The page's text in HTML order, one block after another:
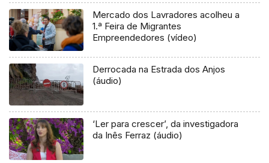
Mercado dos Lavradores acolheu a
1.ª Feira de Migrantes
Empreendedores (vídeo)
Derrocada na Estrada dos Anjos
(áudio)
‘Ler para crescer’, da investigadora
da Inês Ferraz (áudio)